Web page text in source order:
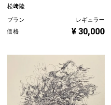
松﨑陸
プラン
レギュラー
価格
¥ 30,000